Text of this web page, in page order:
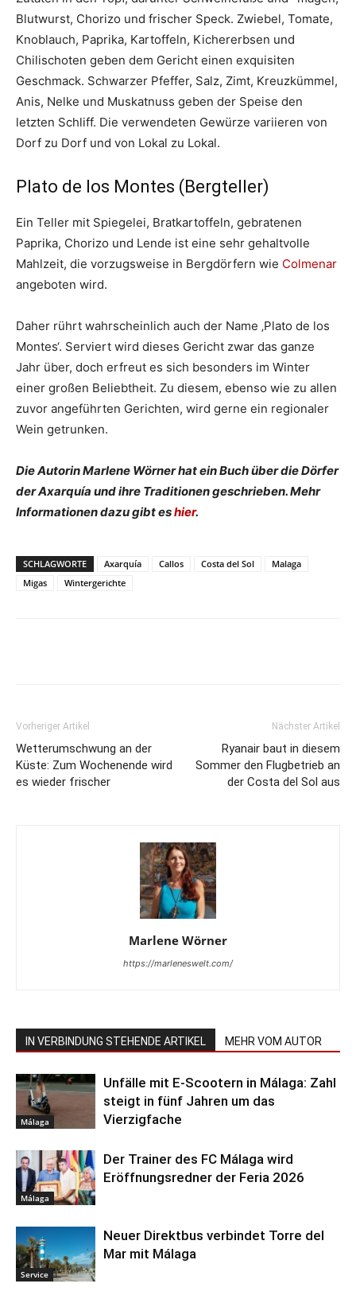
Blutwurst, Chorizo und frischer Speck. Zwiebel, Tomate,
Knoblauch, Paprika, Kartoffeln, Kichererbsen und
Chilischoten geben dem Gericht einen exquisiten
Geschmack. Schwarzer Pfeffer, Salz, Zimt, Kreuzkümmel,
Anis, Nelke und Muskatnuss geben der Speise den
letzten Schliff. Die verwendeten Gewürze variieren von
Dorf zu Dorf und von Lokal zu Lokal.
Plato de los Montes (Bergteller)
Ein Teller mit Spiegelei, Bratkartoffeln, gebratenen
Paprika, Chorizo und Lende ist eine sehr gehaltvolle
Mahlzeit, die vorzugsweise in Bergdörfern wie Colmenar
angeboten wird.
Daher rührt wahrscheinlich auch der Name ‚Plato de los
Montes‘. Serviert wird dieses Gericht zwar das ganze
Jahr über, doch erfreut es sich besonders im Winter
einer großen Beliebtheit. Zu diesem, ebenso wie zu allen
zuvor angeführten Gerichten, wird gerne ein regionaler
Wein getrunken.
Die Autorin Marlene Wörner hat ein Buch über die Dörfer
der Axarquía und ihre Traditionen geschrieben. Mehr
Informationen dazu gibt eshier.
SCHLAGWORTE Axarquía Callos Costa del Sol
Malaga
Migas
Wintergerichte
Vorheriger Artikel
Wetterumschwung an der
Küste: Zum Wochenende wird
es wieder frischer
Nächster Artikel
Ryanair baut in diesem
Sommer den Flugbetrieb an
der Costa del Sol aus
Marlene Wörner
https://marleneswelt.com/
IN VERBINDUNG STEHENDE ARTIKEL MEHR VOM AUTOR
Málaga
Unfälle mit E-Scootern in Málaga: Zahl
steigt in fünf Jahren um das
Vierzigfache
Málaga
Der Trainer des FC Málaga wird
Eröffnungsredner der Feria 2026
Service
Neuer Direktbus verbindet Torre del
Mar mit Málaga